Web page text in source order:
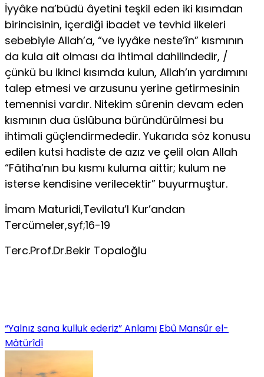
İyyâke na’büdü âyetini teşkil eden iki kısımdan
birincisinin, içerdiği ibadet ve tevhid ilkeleri
sebebiyle Allah’a, “ve iyyâke neste’în” kısmının
da kula ait olması da ihtimal dahilindedir, /
çünkü bu ikinci kısımda kulun, Allah’ın yardımını
talep etmesi ve arzusunu yerine getirmesinin
temennisi vardır. Nitekim sûrenin devam eden
kısmının dua üslûbuna büründürülmesi bu
ihtimali güç­lendirmededir. Yukarıda söz konusu
edilen kutsi hadiste de azız ve çelil olan Allah
“Fâtiha’nın bu kısmı kuluma aittir; kulum ne
isterse kendisine verile­cektir” buyurmuştur.
İmam Maturidi,Tevilatu’l Kur’andan
Tercümeler,syf;16-19
Terc.Prof.Dr.Bekir Topaloğlu
“Yalnız sana kulluk ederiz” Anlamı Ebû Mansûr el-
Mâtürîdî